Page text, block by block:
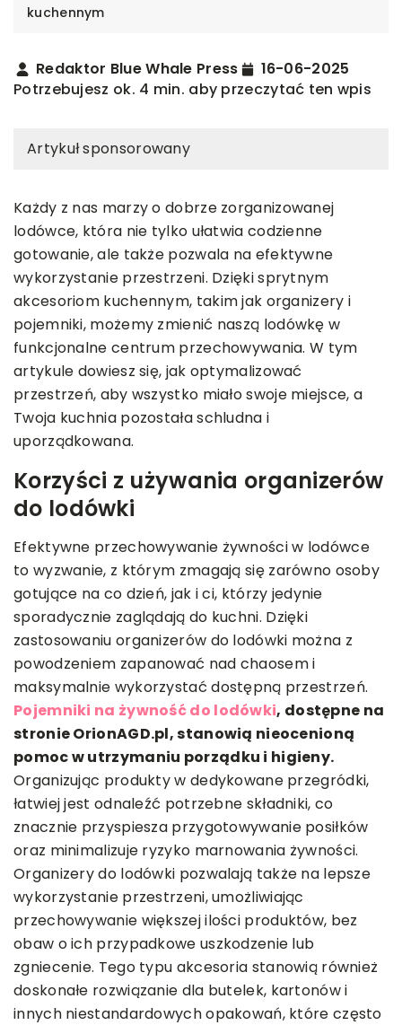
kuchennym
Redaktor Blue Whale Press
16-06-2025
Potrzebujesz ok. 4 min. aby przeczytać ten wpis
Artykuł sponsorowany
Każdy z nas marzy o dobrze zorganizowanej
lodówce, która nie tylko ułatwia codzienne
gotowanie, ale także pozwala na efektywne
wykorzystanie przestrzeni. Dzięki sprytnym
akcesoriom kuchennym, takim jak organizery i
pojemniki, możemy zmienić naszą lodówkę w
funkcjonalne centrum przechowywania. W tym
artykule dowiesz się, jak optymalizować
przestrzeń, aby wszystko miało swoje miejsce, a
Twoja kuchnia pozostała schludna i
uporządkowana.
Korzyści z używania organizerów
do lodówki
Efektywne przechowywanie żywności w lodówce
to wyzwanie, z którym zmagają się zarówno osoby
gotujące na co dzień, jak i ci, którzy jedynie
sporadycznie zaglądają do kuchni. Dzięki
zastosowaniu organizerów do lodówki można z
powodzeniem zapanować nad chaosem i
maksymalnie wykorzystać dostępną przestrzeń.
Pojemniki na żywność do lodówki, dostępne na
stronie OrionAGD.pl, stanowią nieocenioną
pomoc w utrzymaniu porządku i higieny.
Organizując produkty w dedykowane przegródki,
łatwiej jest odnaleźć potrzebne składniki, co
znacznie przyspiesza przygotowywanie posiłków
oraz minimalizuje ryzyko marnowania żywności.
Organizery do lodówki pozwalają także na lepsze
wykorzystanie przestrzeni, umożliwiając
przechowywanie większej ilości produktów, bez
obaw o ich przypadkowe uszkodzenie lub
zgniecenie. Tego typu akcesoria stanowią również
doskonałe rozwiązanie dla butelek, kartonów i
innych niestandardowych opakowań, które często